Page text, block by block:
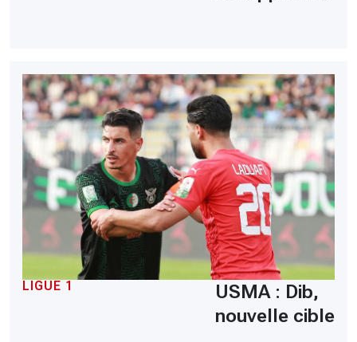
LIGUE 1
USMA : Dib,
nouvelle cible